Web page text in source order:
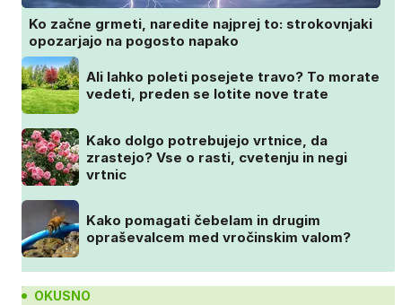
Ko začne grmeti, naredite najprej to: strokovnjaki
opozarjajo na pogosto napako
Ali lahko poleti posejete travo? To morate
vedeti, preden se lotite nove trate
Kako dolgo potrebujejo vrtnice, da
zrastejo? Vse o rasti, cvetenju in negi
vrtnic
Kako pomagati čebelam in drugim
opraševalcem med vročinskim valom?
OKUSNO